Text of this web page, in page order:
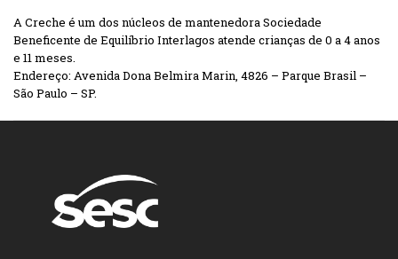
A Creche é um dos núcleos de mantenedora Sociedade
Beneficente de Equilíbrio Interlagos atende crianças de 0 a 4 anos
e 11 meses.
Endereço: Avenida Dona Belmira Marin, 4826 – Parque Brasil –
São Paulo – SP.